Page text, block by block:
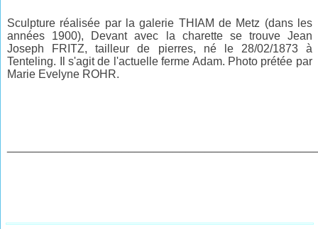
Sculpture réalisée par la galerie THIAM de Metz (dans les
années 1900), Devant avec la charette se trouve Jean
Joseph FRITZ, tailleur de pierres, né le 28/02/1873 à
Tenteling. Il s'agit de l'actuelle ferme Adam. Photo prétée par
Marie Evelyne ROHR.